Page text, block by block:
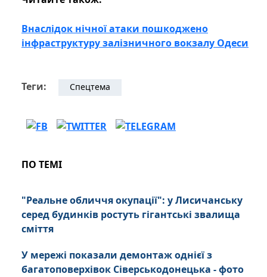
Внаслідок нічної атаки пошкоджено
інфраструктуру залізничного вокзалу Одеси
Теги: Спецтема
ПО ТЕМІ
"Реальне обличчя окупації": у Лисичанську
серед будинків ростуть гігантські звалища
сміття
У мережі показали демонтаж однієї з
багатоповерхівок Сіверськодонецька - фото